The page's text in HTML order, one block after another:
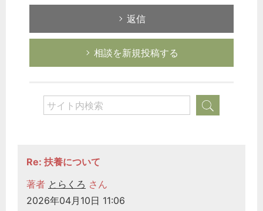
返信
相談を新規投稿する
Re: 扶養について
著者 とらくろ さん
2026年04月10日 11:06
どのカテゴリーに投稿しますか？
労務管理